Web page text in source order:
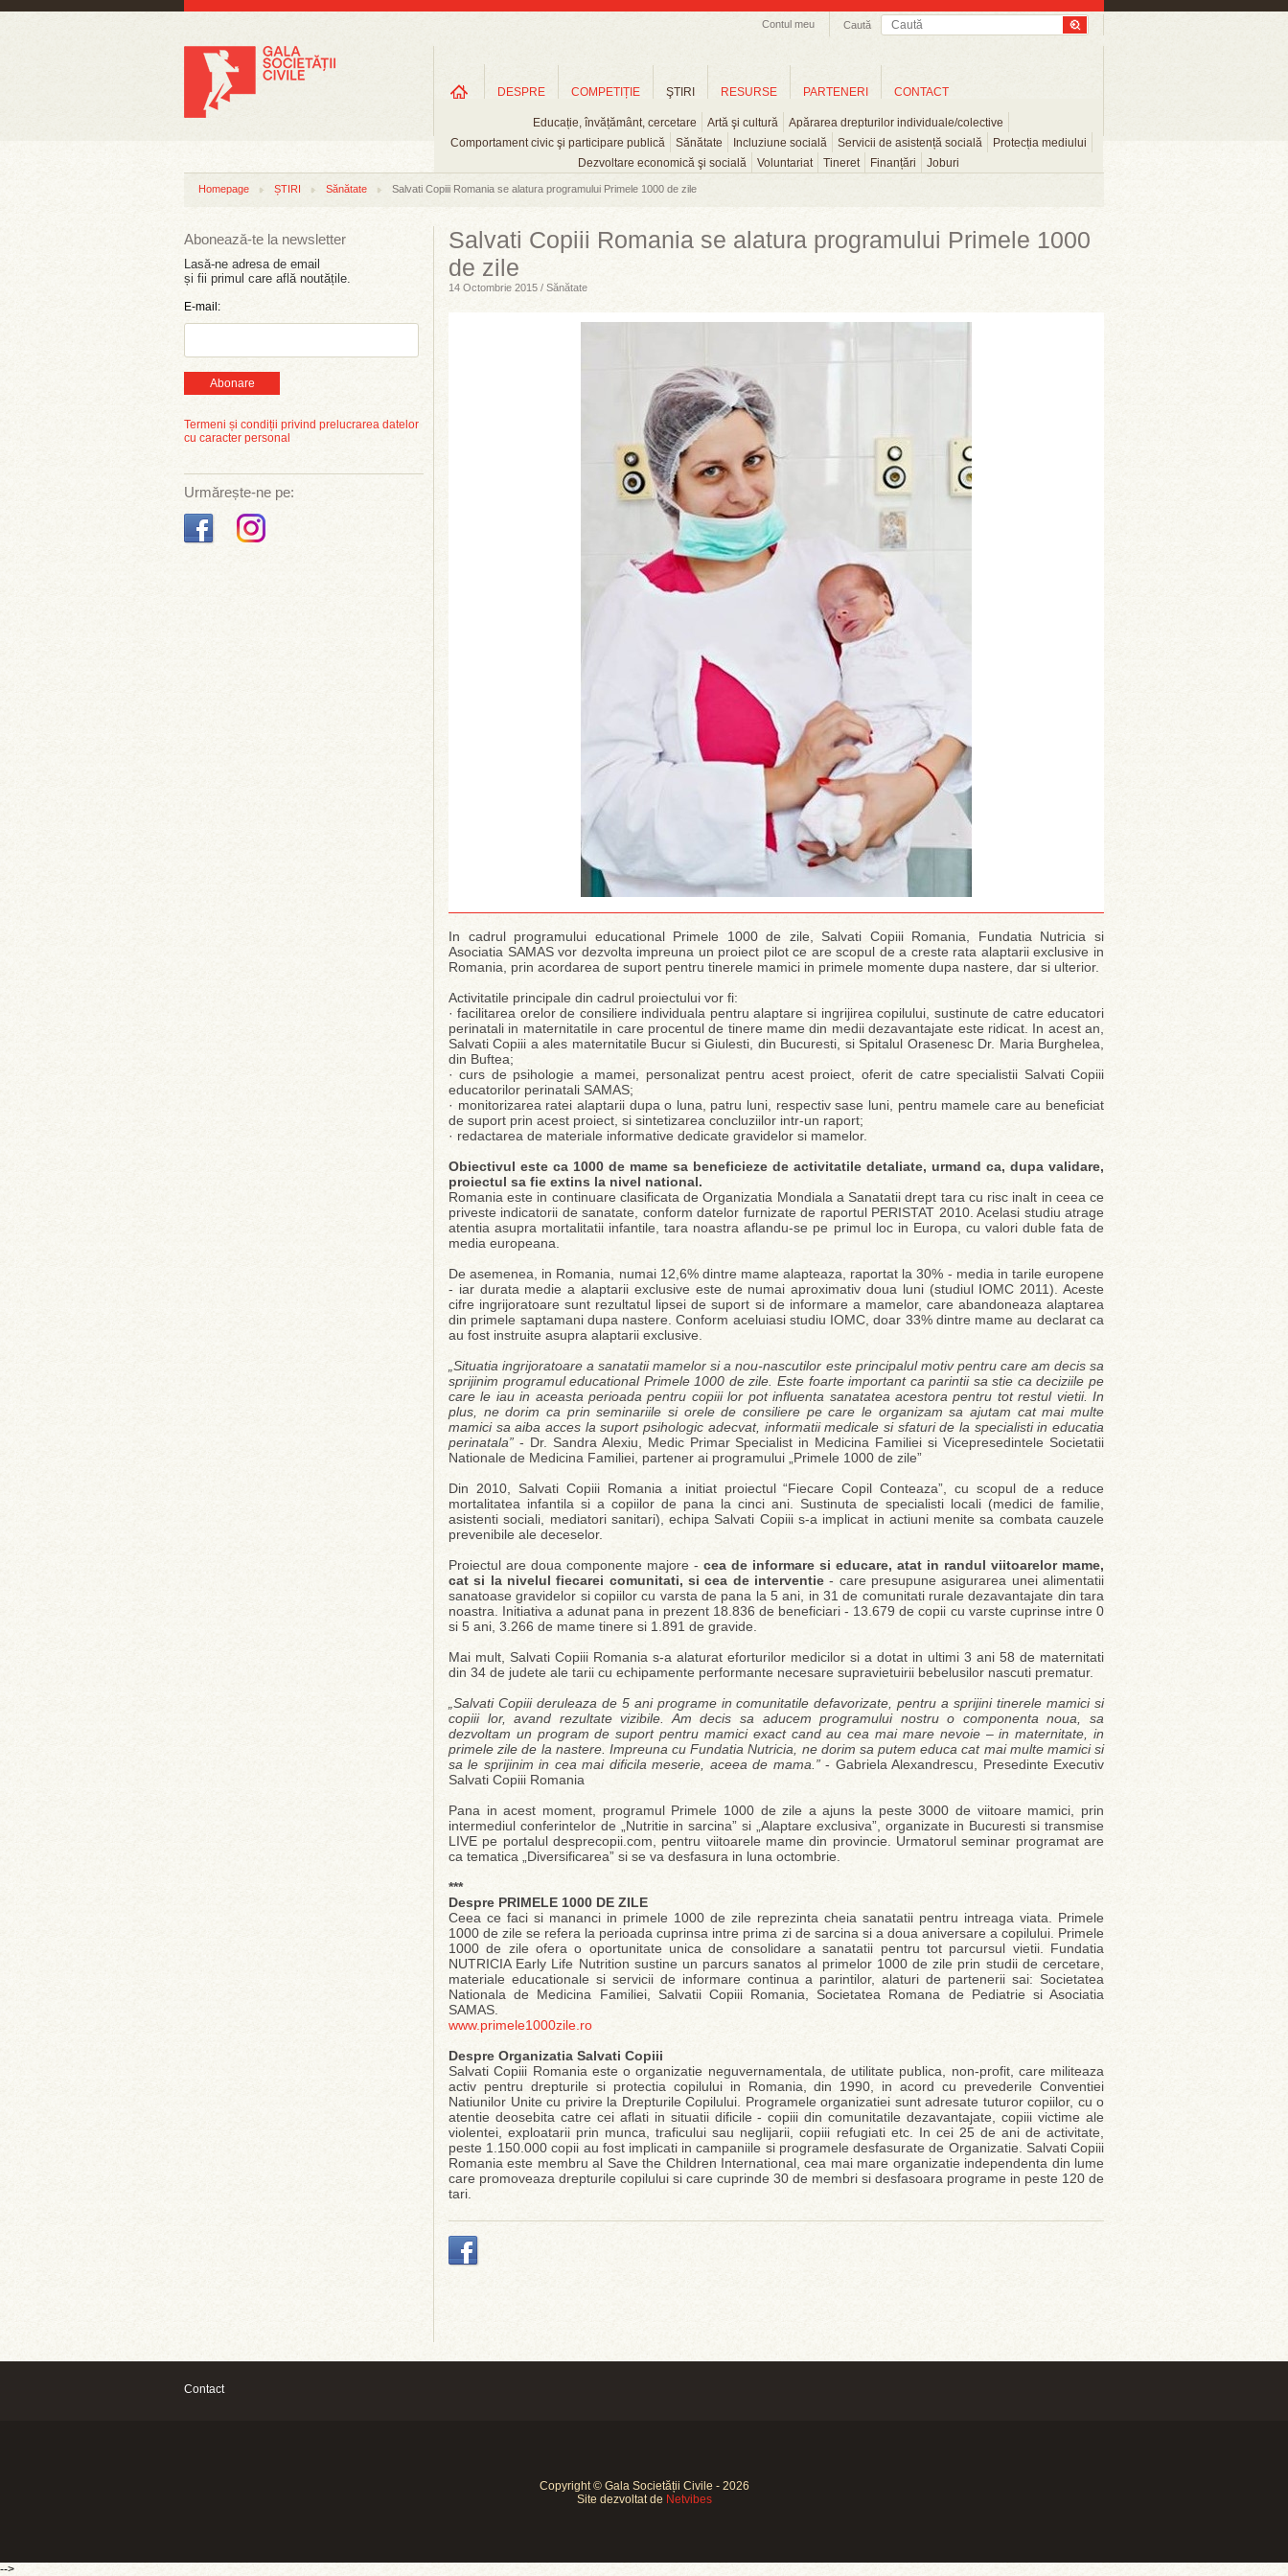
Caută
Contul meu
DESPRE COMPETIȚIE ŞTIRI
Educație, învățământ, cercetare Artă şi cultură
Apărarea drepturilor individuale/colective
Comportament civic şi participare publică
Sănătate Incluziune socială Servicii de asistență socială
Protecția mediului
Dezvoltare economică şi socială
Voluntariat Tineret Finanțări Joburi
RESURSE PARTENERI CONTACT
Homepage ȘTIRI Sănătate Salvati Copiii Romania se alatura programului Primele 1000 de zile
Abonează-te la newsletter
Lasă-ne adresa de email
și fii primul care află noutățile.
E-mail:
Abonare
Termeni și condiții privind prelucrarea datelor
cu caracter personal
Urmărește-ne pe:
Salvati Copiii Romania se alatura programului Primele 1000
de zile
14 Octombrie 2015 / Sănătate
In cadrul programului educational Primele 1000 de zile, Salvati Copiii Romania, Fundatia Nutricia si
Asociatia SAMAS vor dezvolta impreuna un proiect pilot ce are scopul de a creste rata alaptarii exclusive in
Romania, prin acordarea de suport pentru tinerele mamici in primele momente dupa nastere, dar si ulterior.
Activitatile principale din cadrul proiectului vor fi:
· facilitarea orelor de consiliere individuala pentru alaptare si ingrijirea copilului, sustinute de catre educatori
perinatali in maternitatile in care procentul de tinere mame din medii dezavantajate este ridicat. In acest an,
Salvati Copiii a ales maternitatile Bucur si Giulesti, din Bucuresti, si Spitalul Orasenesc Dr. Maria Burghelea,
din Buftea;
· curs de psihologie a mamei, personalizat pentru acest proiect, oferit de catre specialistii Salvati Copiii
educatorilor perinatali SAMAS;
· monitorizarea ratei alaptarii dupa o luna, patru luni, respectiv sase luni, pentru mamele care au beneficiat
de suport prin acest proiect, si sintetizarea concluziilor intr-un raport;
· redactarea de materiale informative dedicate gravidelor si mamelor.
Obiectivul este ca 1000 de mame sa beneficieze de activitatile detaliate, urmand ca, dupa validare,
proiectul sa fie extins la nivel national.
Romania este in continuare clasificata de Organizatia Mondiala a Sanatatii drept tara cu risc inalt in ceea ce
priveste indicatorii de sanatate, conform datelor furnizate de raportul PERISTAT 2010. Acelasi studiu atrage
atentia asupra mortalitatii infantile, tara noastra aflandu-se pe primul loc in Europa, cu valori duble fata de
media europeana.
De asemenea, in Romania, numai 12,6% dintre mame alapteaza, raportat la 30% - media in tarile europene
- iar durata medie a alaptarii exclusive este de numai aproximativ doua luni (studiul IOMC 2011). Aceste
cifre ingrijoratoare sunt rezultatul lipsei de suport si de informare a mamelor, care abandoneaza alaptarea
din primele saptamani dupa nastere. Conform aceluiasi studiu IOMC, doar 33% dintre mame au declarat ca
au fost instruite asupra alaptarii exclusive.
„Situatia ingrijoratoare a sanatatii mamelor si a nou-nascutilor este principalul motiv pentru care am decis sa
sprijinim programul educational Primele 1000 de zile. Este foarte important ca parintii sa stie ca deciziile pe
care le iau in aceasta perioada pentru copiii lor pot influenta sanatatea acestora pentru tot restul vietii. In
plus, ne dorim ca prin seminariile si orele de consiliere pe care le organizam sa ajutam cat mai multe
mamici sa aiba acces la suport psihologic adecvat, informatii medicale si sfaturi de la specialisti in educatia
perinatala” - Dr. Sandra Alexiu, Medic Primar Specialist in Medicina Familiei si Vicepresedintele Societatii
Nationale de Medicina Familiei, partener ai programului „Primele 1000 de zile”
Din 2010, Salvati Copiii Romania a initiat proiectul “Fiecare Copil Conteaza”, cu scopul de a reduce
mortalitatea infantila si a copiilor de pana la cinci ani. Sustinuta de specialisti locali (medici de familie,
asistenti sociali, mediatori sanitari), echipa Salvati Copiii s-a implicat in actiuni menite sa combata cauzele
prevenibile ale deceselor.
Proiectul are doua componente majore - cea de informare si educare, atat in randul viitoarelor mame,
cat si la nivelul fiecarei comunitati, si cea de interventie - care presupune asigurarea unei alimentatii
sanatoase gravidelor si copiilor cu varsta de pana la 5 ani, in 31 de comunitati rurale dezavantajate din tara
noastra. Initiativa a adunat pana in prezent 18.836 de beneficiari - 13.679 de copii cu varste cuprinse intre 0
si 5 ani, 3.266 de mame tinere si 1.891 de gravide.
Mai mult, Salvati Copiii Romania s-a alaturat eforturilor medicilor si a dotat in ultimi 3 ani 58 de maternitati
din 34 de judete ale tarii cu echipamente performante necesare supravietuirii bebelusilor nascuti prematur.
„Salvati Copiii deruleaza de 5 ani programe in comunitatile defavorizate, pentru a sprijini tinerele mamici si
copiii lor, avand rezultate vizibile. Am decis sa aducem programului nostru o componenta noua, sa
dezvoltam un program de suport pentru mamici exact cand au cea mai mare nevoie – in maternitate, in
primele zile de la nastere. Impreuna cu Fundatia Nutricia, ne dorim sa putem educa cat mai multe mamici si
sa le sprijinim in cea mai dificila meserie, aceea de mama.”- Gabriela Alexandrescu, Presedinte Executiv
Salvati Copiii Romania
Pana in acest moment, programul Primele 1000 de zile a ajuns la peste 3000 de viitoare mamici, prin
intermediul conferintelor de „Nutritie in sarcina” si „Alaptare exclusiva”, organizate in Bucuresti si transmise
LIVE pe portalul desprecopii.com, pentru viitoarele mame din provincie. Urmatorul seminar programat are
ca tematica „Diversificarea” si se va desfasura in luna octombrie.
***
Despre PRIMELE 1000 DE ZILE
Ceea ce faci si mananci in primele 1000 de zile reprezinta cheia sanatatii pentru intreaga viata. Primele
1000 de zile se refera la perioada cuprinsa intre prima zi de sarcina si a doua aniversare a copilului. Primele
1000 de zile ofera o oportunitate unica de consolidare a sanatatii pentru tot parcursul vietii. Fundatia
NUTRICIA Early Life Nutrition sustine un parcurs sanatos al primelor 1000 de zile prin studii de cercetare,
materiale educationale si servicii de informare continua a parintilor, alaturi de partenerii sai: Societatea
Nationala de Medicina Familiei, Salvatii Copiii Romania, Societatea Romana de Pediatrie si Asociatia
SAMAS.
www.primele1000zile.ro
Despre Organizatia Salvati Copiii
Salvati Copiii Romania este o organizatie neguvernamentala, de utilitate publica, non-profit, care militeaza
activ pentru drepturile si protectia copilului in Romania, din 1990, in acord cu prevederile Conventiei
Natiunilor Unite cu privire la Drepturile Copilului. Programele organizatiei sunt adresate tuturor copiilor, cu o
atentie deosebita catre cei aflati in situatii dificile - copiii din comunitatile dezavantajate, copiii victime ale
violentei, exploatarii prin munca, traficului sau neglijarii, copiii refugiati etc. In cei 25 de ani de activitate,
peste 1.150.000 copii au fost implicati in campaniile si programele desfasurate de Organizatie. Salvati Copiii
Romania este membru al Save the Children International, cea mai mare organizatie independenta din lume
care promoveaza drepturile copilului si care cuprinde 30 de membri si desfasoara programe in peste 120 de
tari.
Contact
Copyright © Gala Societății Civile - 2026
Site dezvoltat de Netvibes
-->